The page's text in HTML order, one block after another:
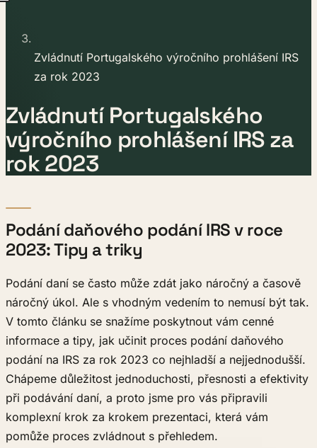
Zvládnutí Portugalského výročního prohlášení IRS
za rok 2023
Zvládnutí Portugalského
výročního prohlášení IRS za
rok 2023
Podání daňového podání IRS v roce
2023: Tipy a triky
Podání daní se často může zdát jako náročný a časově
náročný úkol. Ale s vhodným vedením to nemusí být tak.
V tomto článku se snažíme poskytnout vám cenné
informace a tipy, jak učinit proces podání daňového
podání na IRS za rok 2023 co nejhladší a nejjednodušší.
Chápeme důležitost jednoduchosti, přesnosti a efektivity
při podávání daní, a proto jsme pro vás připravili
komplexní krok za krokem prezentaci, která vám
pomůže proces zvládnout s přehledem.